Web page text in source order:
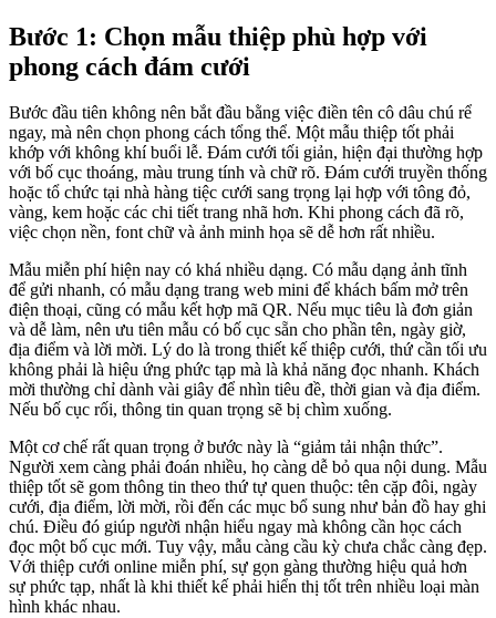
Bước 1: Chọn mẫu thiệp phù hợp với
phong cách đám cưới
Bước đầu tiên không nên bắt đầu bằng việc điền tên cô dâu chú rể
ngay, mà nên chọn phong cách tổng thể. Một mẫu thiệp tốt phải
khớp với không khí buổi lễ. Đám cưới tối giản, hiện đại thường hợp
với bố cục thoáng, màu trung tính và chữ rõ. Đám cưới truyền thống
hoặc tổ chức tại nhà hàng tiệc cưới sang trọng lại hợp với tông đỏ,
vàng, kem hoặc các chi tiết trang nhã hơn. Khi phong cách đã rõ,
việc chọn nền, font chữ và ảnh minh họa sẽ dễ hơn rất nhiều.
Mẫu miễn phí hiện nay có khá nhiều dạng. Có mẫu dạng ảnh tĩnh
để gửi nhanh, có mẫu dạng trang web mini để khách bấm mở trên
điện thoại, cũng có mẫu kết hợp mã QR. Nếu mục tiêu là đơn giản
và dễ làm, nên ưu tiên mẫu có bố cục sẵn cho phần tên, ngày giờ,
địa điểm và lời mời. Lý do là trong thiết kế thiệp cưới, thứ cần tối ưu
không phải là hiệu ứng phức tạp mà là khả năng đọc nhanh. Khách
mời thường chỉ dành vài giây để nhìn tiêu đề, thời gian và địa điểm.
Nếu bố cục rối, thông tin quan trọng sẽ bị chìm xuống.
Một cơ chế rất quan trọng ở bước này là “giảm tải nhận thức”.
Người xem càng phải đoán nhiều, họ càng dễ bỏ qua nội dung. Mẫu
thiệp tốt sẽ gom thông tin theo thứ tự quen thuộc: tên cặp đôi, ngày
cưới, địa điểm, lời mời, rồi đến các mục bổ sung như bản đồ hay ghi
chú. Điều đó giúp người nhận hiểu ngay mà không cần học cách
đọc một bố cục mới. Tuy vậy, mẫu càng cầu kỳ chưa chắc càng đẹp.
Với thiệp cưới online miễn phí, sự gọn gàng thường hiệu quả hơn
sự phức tạp, nhất là khi thiết kế phải hiển thị tốt trên nhiều loại màn
hình khác nhau.